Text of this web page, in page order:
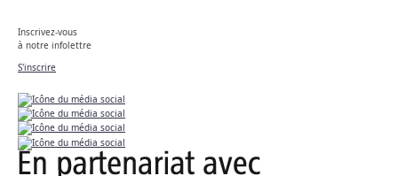
Inscrivez-vous
à notre infolettre
S'inscrire